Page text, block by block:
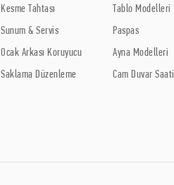
Kesme Tahtası
Sunum & Servis
Ocak Arkası Koruyucu
Saklama Düzenleme
Tablo Modelleri
Paspas
Ayna Modelleri
Cam Duvar Saati